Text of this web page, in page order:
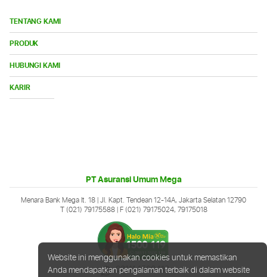
TENTANG KAMI
PRODUK
HUBUNGI KAMI
KARIR
PT Asuransi Umum Mega
Menara Bank Mega lt. 18 | Jl. Kapt. Tendean 12-14A, Jakarta Selatan 12790
T (021) 79175588| F (021) 79175024, 79175018
08111 1500 119
Website ini menggunakan cookies untuk memastikan
Anda mendapatkan pengalaman terbaik di dalam website